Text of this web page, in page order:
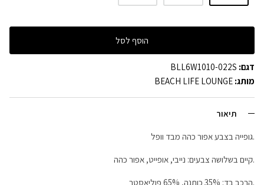
הוסף לסל
דגם: BLL6W1010-022S
מותג: BEACH LIFE LOUNGE
תיאור
.גופייה בצבע אפור כהה מבד וופל
.קיים בשלושה צבעים: נייבי, אופייט, אפור כהה
.הרכב בד: 35% כותנה, 65% פוליאסטר